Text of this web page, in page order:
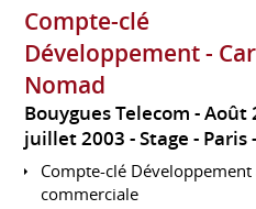
Compte-clé
Développement -
Nomad
Bouygues Telecom
Août
juillet 2003 Stage Paris
Compte-clé
commerciale